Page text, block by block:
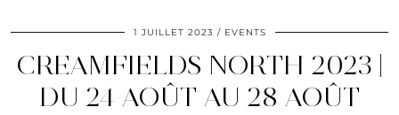
1 JUILLET 2023 EVENTS
CREAMFIELDS NORTH 2023 |
DU 24 AOÛT AU 28 AOÛT